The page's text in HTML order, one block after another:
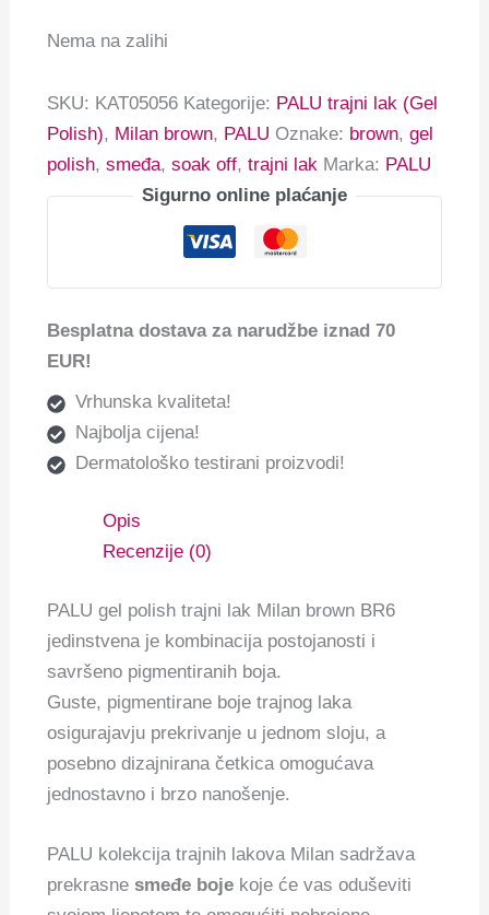
Nema na zalihi
SKU: KAT05056 Kategorije: PALU trajni lak (Gel
Polish), Milan brown, PALU Oznake: brown,gel
polish,smeđa,soak off,trajni lak Marka: PALU
Sigurno online plaćanje
Besplatna dostava za narudžbe iznad 70
EUR!
Vrhunska kvaliteta!
Najbolja cijena!
Dermatološko testirani proizvodi!
Opis
Recenzije (0)
PALU gel polish trajni lak Milan brown BR6
jedinstvena je kombinacija postojanosti i
savršeno pigmentiranih boja.
Guste, pigmentirane boje trajnog laka
osigurajavju prekrivanje u jednom sloju, a
posebno dizajnirana četkica omogućava
jednostavno i brzo nanošenje.
PALU kolekcija trajnih lakova Milan sadržava
prekrasnesmeđe boje koje će vas oduševiti